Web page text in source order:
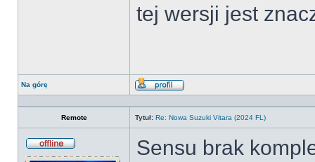
tej wersji jest
Na górę
Wyświetl
Remote
Tytuł: Re: Nowa Suzuki Vitara (2024 FL)
Sensu brak